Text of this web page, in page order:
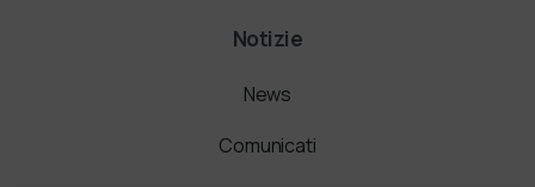
Notizie
News
Comunicati